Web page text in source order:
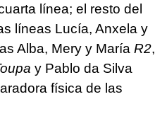
línea; el resto del
líneas Lucía, Anxela y
Alba, Mery y María R2,
y Pablo da Silva
física de las